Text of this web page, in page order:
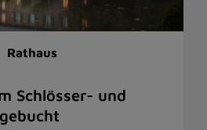
Rathaus
Schlösser- und